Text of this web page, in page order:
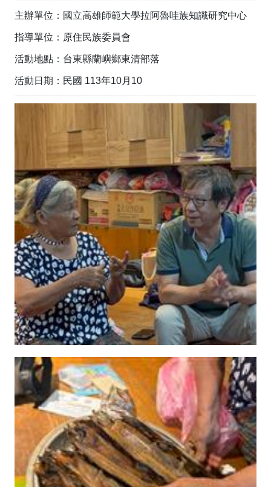
主辦單位：國立高雄師範大學拉阿魯哇族知識研究中心
指導單位：原住民族委員會
活動地點：台東縣蘭嶼鄉東清部落
活動日期：民國 113年10月10